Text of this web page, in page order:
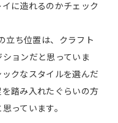
に造れるのかチェック
立ち位置は、クラフト
ョンだと思っていま
クなスタイルを選んだ
踏み入れたぐらいの方
っています。